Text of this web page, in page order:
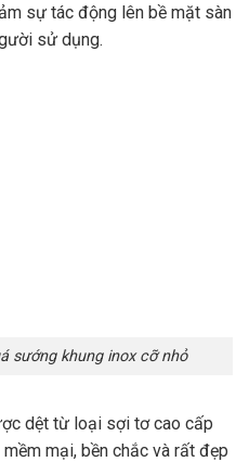
sự tác động lên bề mặt sàn
sử dụng.
sướng khung inox cỡ nhỏ
dệt từ loại sợi tơ cao cấp
mại, bền chắc và rất đẹp